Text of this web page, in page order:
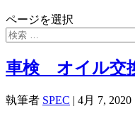
ページを選択
車検 オイル交
執筆者 SPEC | 4月 7, 2020